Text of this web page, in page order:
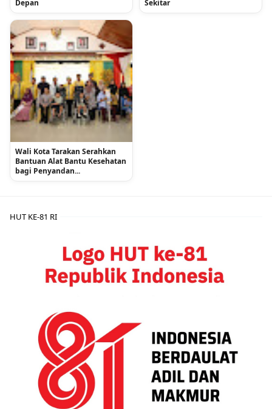
Depan
Sekitar
Wali Kota Tarakan Serahkan
Bantuan Alat Bantu Kesehatan
bagi Penyandan...
HUT KE-81 RI